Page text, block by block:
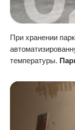
При хранении
температуры.